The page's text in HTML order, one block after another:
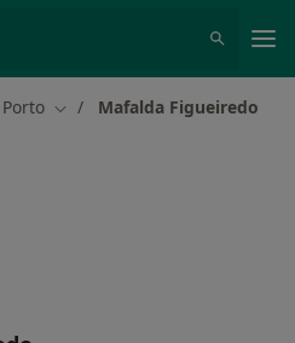
Porto Mudar de cidade
Mafalda Figueiredo